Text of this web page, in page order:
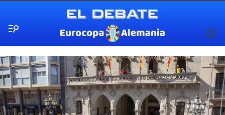
INICIAR